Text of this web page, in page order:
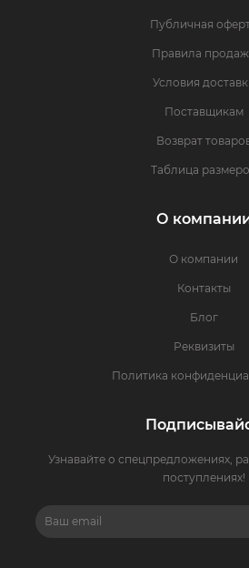
Публичная
Правила
Условия
Поставщикам
Возврат
Таблица
О
О компании
Контакты
Блог
Реквизиты
Политика
Узнавайте о спецпредложениях,
поступлениях!